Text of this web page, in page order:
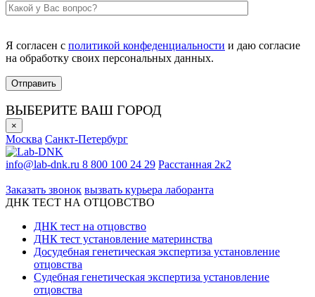
Я согласен с политикой конфеденциальности и даю согласие
на обработку своих персональных данных.
ВЫБЕРИТЕ ВАШ ГОРОД
×
Москва Санкт-Петербург
info@lab-dnk.ru 8 800 100 24 29 Расстанная 2к2
Заказать звонок вызвать курьера лаборанта
ДНК ТЕСТ НА ОТЦОВСТВО
ДНК тест на отцовство
ДНК тест установление материнства
Досудебная генетическая экспертиза установление
отцовства
Судебная генетическая экспертиза установление
отцовства